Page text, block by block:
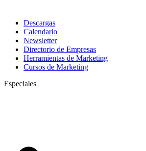
Descargas
Calendario
Newsletter
Directorio de Empresas
Herramientas de Marketing
Cursos de Marketing
Especiales